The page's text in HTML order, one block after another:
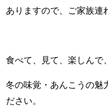
ありますので、ご家族連
食べて、見て、楽しんで
冬の味覚・あんこうの魅
ださい。